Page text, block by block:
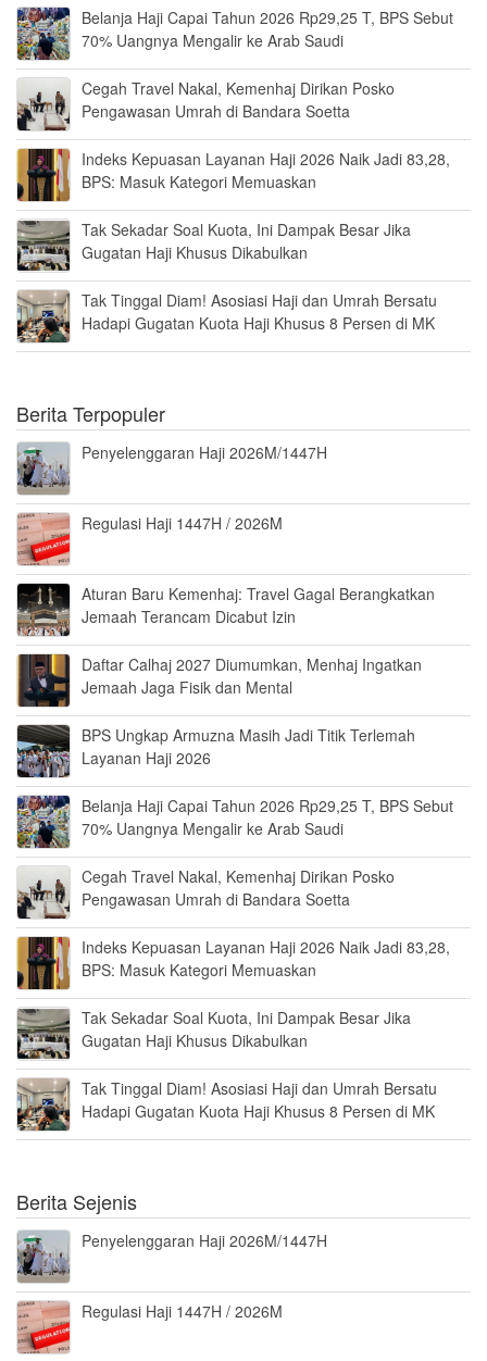
Belanja Haji Capai Tahun 2026 Rp29,25 T, BPS Sebut
70% Uangnya Mengalir ke Arab Saudi
Cegah Travel Nakal, Kemenhaj Dirikan Posko
Pengawasan Umrah di Bandara Soetta
Indeks Kepuasan Layanan Haji 2026 Naik Jadi 83,28,
BPS: Masuk Kategori Memuaskan
Tak Sekadar Soal Kuota, Ini Dampak Besar Jika
Gugatan Haji Khusus Dikabulkan
Tak Tinggal Diam! Asosiasi Haji dan Umrah Bersatu
Hadapi Gugatan Kuota Haji Khusus 8 Persen di MK
Berita Terpopuler
Penyelenggaran Haji 2026M/1447H
Regulasi Haji 1447H / 2026M
Aturan Baru Kemenhaj: Travel Gagal Berangkatkan
Jemaah Terancam Dicabut Izin
Daftar Calhaj 2027 Diumumkan, Menhaj Ingatkan
Jemaah Jaga Fisik dan Mental
BPS Ungkap Armuzna Masih Jadi Titik Terlemah
Layanan Haji 2026
Belanja Haji Capai Tahun 2026 Rp29,25 T, BPS Sebut
70% Uangnya Mengalir ke Arab Saudi
Cegah Travel Nakal, Kemenhaj Dirikan Posko
Pengawasan Umrah di Bandara Soetta
Indeks Kepuasan Layanan Haji 2026 Naik Jadi 83,28,
BPS: Masuk Kategori Memuaskan
Tak Sekadar Soal Kuota, Ini Dampak Besar Jika
Gugatan Haji Khusus Dikabulkan
Tak Tinggal Diam! Asosiasi Haji dan Umrah Bersatu
Hadapi Gugatan Kuota Haji Khusus 8 Persen di MK
Berita Sejenis
Penyelenggaran Haji 2026M/1447H
Regulasi Haji 1447H / 2026M